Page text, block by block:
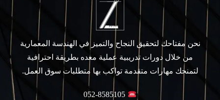
نحن مفتاحك لتحقيق النجاح والتميز في الهندسة المعمارية
من خلال دورات تدريبية عملية معده بطريقة احترافية
لتمنحك مهارات متقدمة تواكب بها متطلبات سوق العمل.